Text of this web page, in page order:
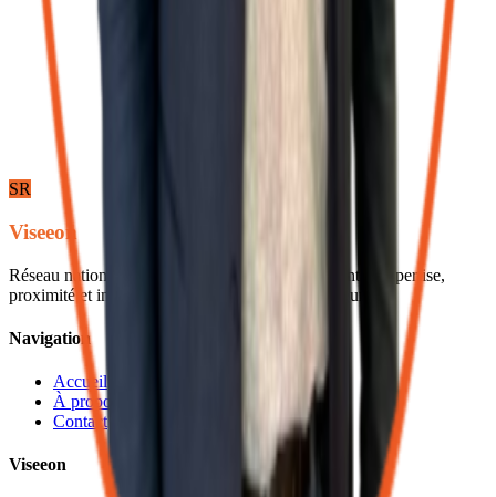
Message *
SR
Viseeon
Réseau national d'experts-comptables indépendants. Expertise,
proximité et innovation au service des entrepreneurs.
Navigation
Accueil
À propos
Contact
Viseeon